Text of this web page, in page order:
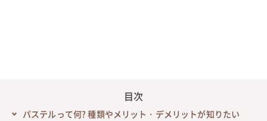
目次
パステルって何? 種類やメリット・デメリットが知りたい